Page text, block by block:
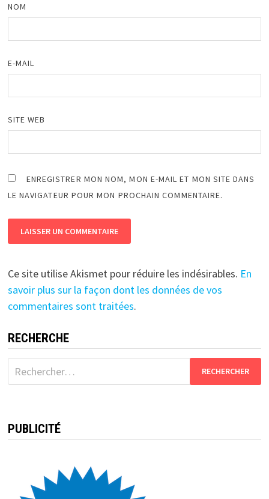
NOM
E-MAIL
SITE WEB
ENREGISTRER MON NOM, MON E-MAIL ET MON SITE DANS
LE NAVIGATEUR POUR MON PROCHAIN COMMENTAIRE.
Ce site utilise Akismet pour réduire les indésirables. En
savoir plus sur la façon dont les données de vos
commentaires sont traitées.
RECHERCHE
Rechercher :
PUBLICITÉ